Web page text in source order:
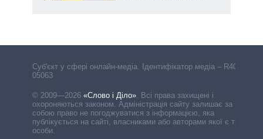
Cуб'єкт у сфері онлайн-медіа. Ідентифікатор медіа – R40-
05063
© 2009—2026 «Слово і Діло»
Всі права захищені і
охороняються законом. Адміністрація сайту залишає за
собою право не погоджуватися з інформацією, яка
публікується на сайті, власниками або авторами якої є треті
особи.